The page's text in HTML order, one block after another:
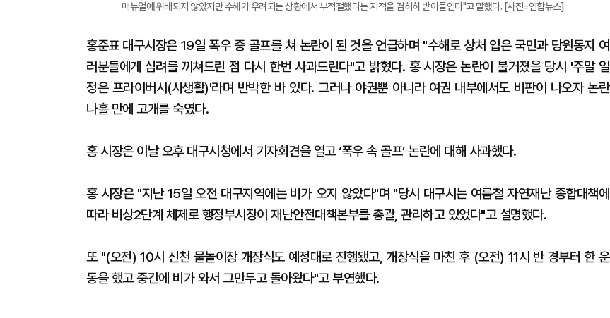
매뉴얼에 위배되지 않았지만 수해가 우려되는 상황에서 부적절했다는 지적을 겸허히 받아들인다"고 말했다. [사진=연합뉴스]
홍준표 대구시장은 19일 폭우 중 골프를 쳐 논란이 된 것을 언급하며 "수해로 상처 입은 국민과 당원동지 여
러분들에게 심려를 끼쳐드린 점 다시 한번 사과드린다"고 밝혔다. 홍 시장은 논란이 불거졌을 당시 '주말 일
정은 프라이버시(사생활)'라며 반박한 바 있다. 그러나 야권뿐 아니라 여권 내부에서도 비판이 나오자 논란
나흘 만에 고개를 숙였다.
홍 시장은 이날 오후 대구시청에서 기자회견을 열고 ‘폭우 속 골프’ 논란에 대해 사과했다.
홍 시장은 "지난 15일 오전 대구지역에는 비가 오지 않았다"며 "당시 대구시는 여름철 자연재난 종합대책에
따라 비상2단계 체제로 행정부시장이 재난안전대책본부를 총괄, 관리하고 있었다"고 설명했다.
또 "(오전) 10시 신천 물놀이장 개장식도 예정대로 진행됐고, 개장식을 마친 후 (오전) 11시 반 경부터 한 운
동을 했고 중간에 비가 와서 그만두고 돌아왔다"고 부연했다.